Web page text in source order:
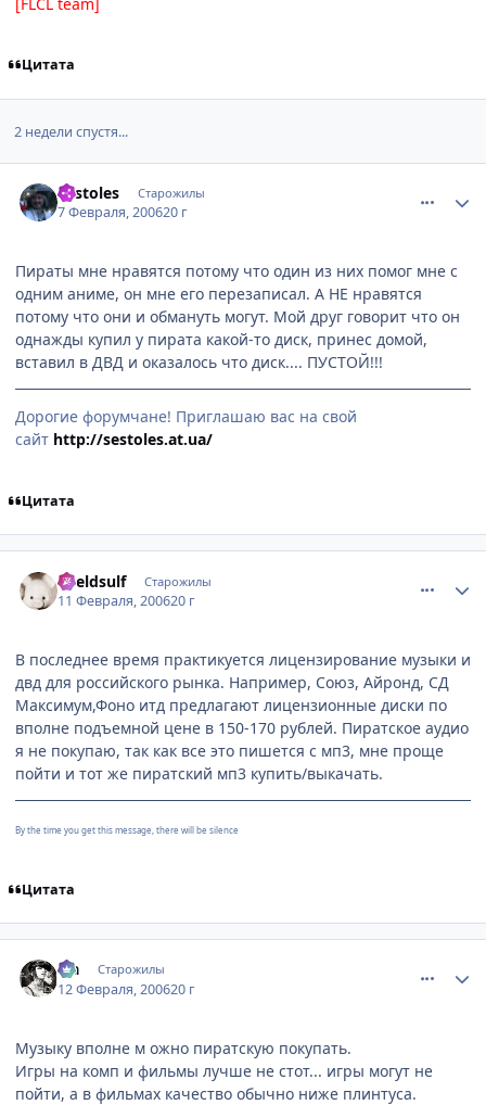
Цитата
2 недели спустя...
Sestoles Старожилы
7 Февраля, 200620 г
Пираты мне нравятся потому что один из них помог мне с
одним аниме, он мне его перезаписал. А НЕ нравятся
потому что они и обмануть могут. Мой друг говорит что он
однажды купил у пирата какой-то диск, принес домой,
вставил в ДВД и оказалось что диск.... ПУСТОЙ!!!
Дорогие форумчане! Приглашаю вас на свой
сайт http://sestoles.at.ua/
Цитата
Kveldsulf Старожилы
11 Февраля, 200620 г
В последнее время практикуется лицензирование музыки и
двд для российского рынка. Например, Союз, Айронд, СД
Максимум,Фоно итд предлагают лицензионные диски по
вполне подъемной цене в 150-170 рублей. Пиратское аудио
я не покупаю, так как все это пишется с мп3, мне проще
пойти и тот же пиратский мп3 купить/выкачать.
By the time you get this message, there will be silence
Цитата
Lia Старожилы
12 Февраля, 200620 г
Музыку вполне м ожно пиратскую покупать.
Игры на комп и фильмы лучше не стот... игры могут не
пойти, а в фильмах качество обычно ниже плинтуса.